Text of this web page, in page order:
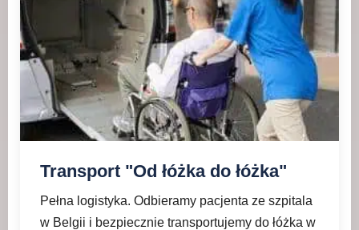
Transport "Od łóżka do łóżka"
Pełna logistyka. Odbieramy pacjenta ze szpitala
w Belgii i bezpiecznie transportujemy do łóżka w